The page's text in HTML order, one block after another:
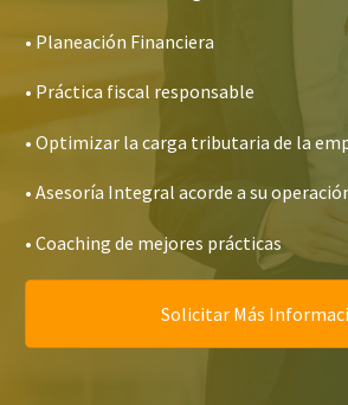
• Planeación Financiera
• Práctica fiscal responsable
• Optimizar la carga tributaria de la
• Asesoría Integral acorde a su
• Coaching de mejores prácticas
Solicitar Más